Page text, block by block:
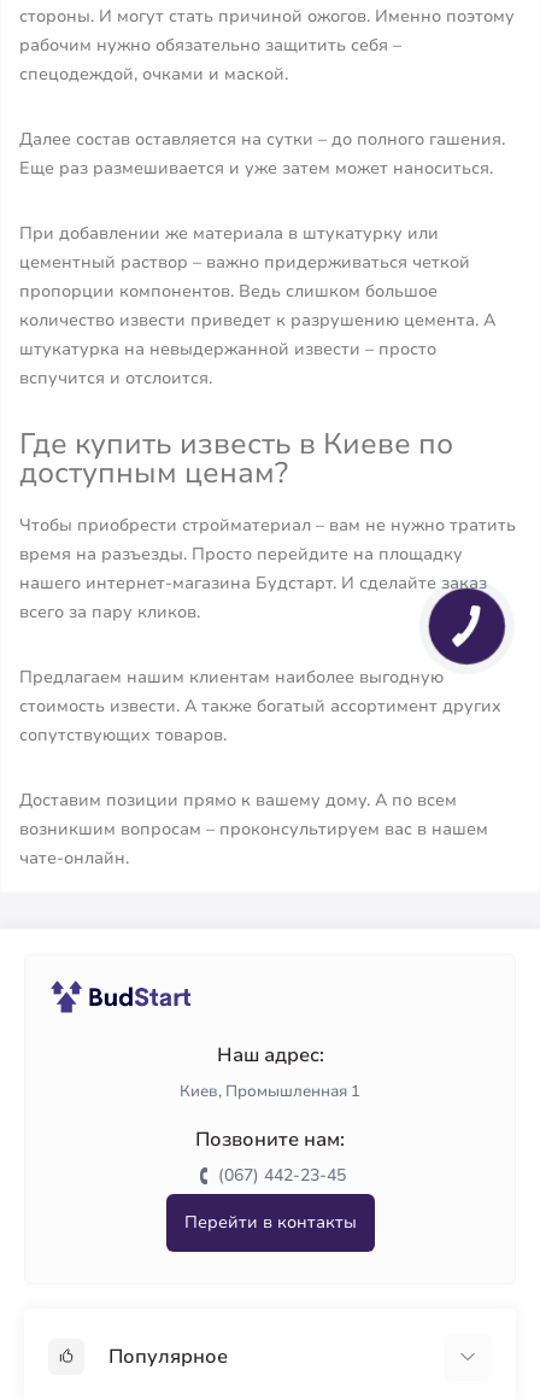
стороны. И могут стать причиной ожогов. Именно поэтому
рабочим нужно обязательно защитить себя –
спецодеждой, очками и маской.
Далее состав оставляется на сутки – до полного гашения.
Еще раз размешивается и уже затем может наноситься.
При добавлении же материала в штукатурку или
цементный раствор – важно придерживаться четкой
пропорции компонентов. Ведь слишком большое
количество извести приведет к разрушению цемента. А
штукатурка на невыдержанной извести – просто
вспучится и отслоится.
Где купить известь в Киеве по
доступным ценам?
Чтобы приобрести стройматериал – вам не нужно тратить
время на разъезды. Просто перейдите на площадку
нашего интернет-магазина Будстарт. И сделайте заказ
всего за пару кликов.
Предлагаем нашим клиентам наиболее выгодную
стоимость извести. А также богатый ассортимент других
сопутствующих товаров.
Доставим позиции прямо к вашему дому. А по всем
возникшим вопросам – проконсультируем вас в нашем
чате-онлайн.
Наш адрес:
Киев, Промышленная 1
Позвоните нам:
(067) 442-23-45
Перейти в контакты
Популярное